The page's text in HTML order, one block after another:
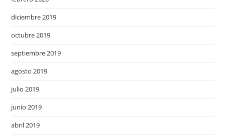
diciembre 2019
octubre 2019
septiembre 2019
agosto 2019
julio 2019
junio 2019
abril 2019